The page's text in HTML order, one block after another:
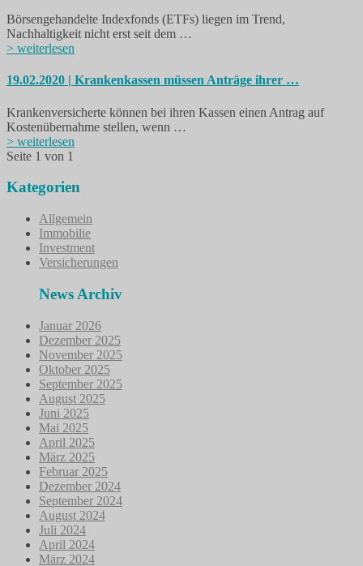
Börsengehandelte Indexfonds (ETFs) liegen im Trend,
Nachhaltigkeit nicht erst seit dem …
> weiterlesen
19.02.2020 | Krankenkassen müssen Anträge ihrer …
Krankenversicherte können bei ihren Kassen einen Antrag auf
Kostenübernahme stellen, wenn …
> weiterlesen
Seite 1 von 1
Kategorien
Allgemein
Immobilie
Investment
Versicherungen
News Archiv
Januar 2026
Dezember 2025
November 2025
Oktober 2025
September 2025
August 2025
Juni 2025
Mai 2025
April 2025
März 2025
Februar 2025
Dezember 2024
September 2024
August 2024
Juli 2024
April 2024
März 2024